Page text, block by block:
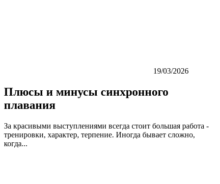
19/03/2026
Плюсы и минусы синхронного
плавания
За красивыми выступлениями всегда стоит большая работа -
тренировки, характер, терпение. Иногда бывает сложно,
когда...